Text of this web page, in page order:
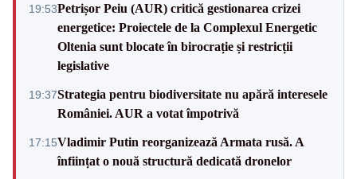
19:53Petrișor Peiu (AUR) critică gestionarea crizei
energetice: Proiectele de la Complexul Energetic
Oltenia sunt blocate în birocrație și restricții
legislative
19:37Strategia pentru biodiversitate nu apără interesele
României. AUR a votat împotrivă
17:15Vladimir Putin reorganizează Armata rusă. A
înființat o nouă structură dedicată dronelor